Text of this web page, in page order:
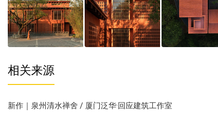
相关来源
新作｜泉州清水禅舍 / 厦门泛华·回应建筑工作室